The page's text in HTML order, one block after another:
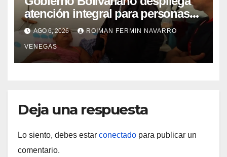
atención integral para personas
con discapacidad en
campamentos de La Guaira
AGO 6, 2026 ROIMAN FERMIN NAVARRO
VENEGAS
Deja una respuesta
Lo siento, debes estar conectado para publicar un
comentario.